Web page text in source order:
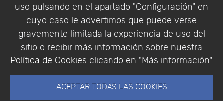
uso pulsando en el apartado "Configuración" en
cuyo caso le advertimos que puede verse
gravemente limitada la experiencia de uso del
sitio o recibir más información sobre nuestra
Política de Cookies clicando en "Más información".
ACEPTAR TODAS LAS COOKIES
Empresa|Aviso Legal| Política de Privacidad |
Política de Cookies
© Copyright 1994 - 2026. Addlink Software
Científico, S.L.
Portugal.